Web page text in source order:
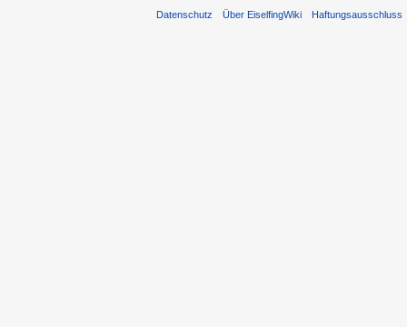
Datenschutz Über EiselfingWiki Haftungsausschluss